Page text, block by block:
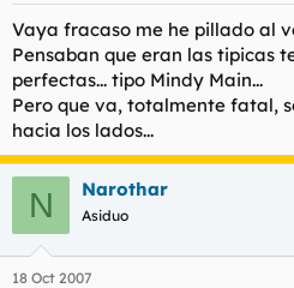
Vaya fracaso me he pillado al
Pensaban que eran las tipicas
perfectas... tipo Mindy Main...
Pero que va, totalmente fatal,
hacia los lados...
N Narothar
Asiduo
18 Oct 2007